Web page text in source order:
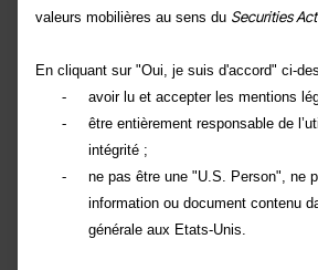
valeurs mobilières au sens du Securities Act
En cliquant sur "Oui, je suis d'accord" ci-
-
avoir lu et accepter les mentions
-
être entièrement responsable de
intégrité ;
-
ne pas être une "U.S. Person", ne
information ou document contenu
générale aux Etats-Unis.